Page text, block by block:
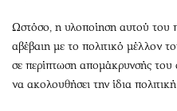
Ωστόσο, η υλοποίηση αυτού του
αβέβαιη με το πολιτικό μέλλον
σε περίπτωση απομάκρυνσής του
να ακολουθήσει την ίδια